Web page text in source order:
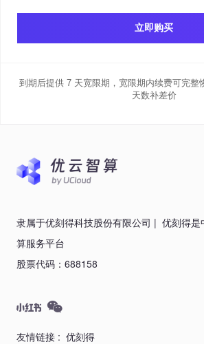
立即购买
到期后提供 7 天宽限期，宽限期内续费可完整
天数补差价
隶属于优刻得科技股份有限公司 | 优刻得是
算服务平台
股票代码：688158
友情链接 : 优刻得